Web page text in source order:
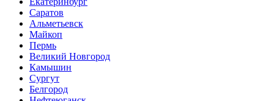
Саратов
Альметьевск
Майкоп
Пермь
Великий Новгород
Камышин
Сургут
Белгород